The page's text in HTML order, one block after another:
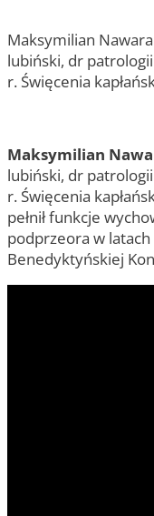
Maksymilian
lubiński, dr
r. Święcenia
Maksymilian
lubiński, dr
r. Święcenia
pełnił funkcje
podprzeora w
Benedyktyńskiej